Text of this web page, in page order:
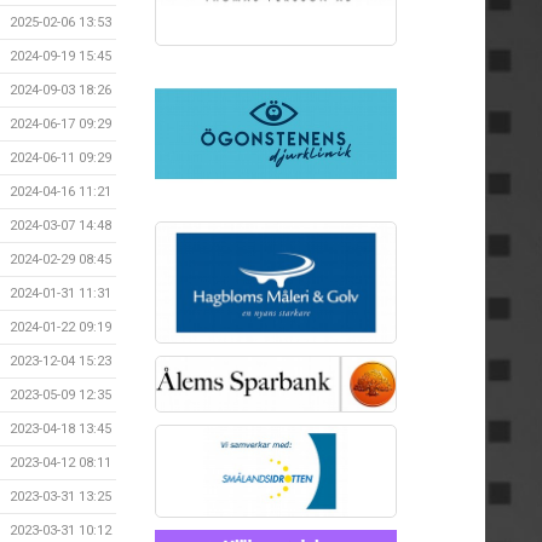
2025-02-06 13:53
2024-09-19 15:45
2024-09-03 18:26
2024-06-17 09:29
2024-06-11 09:29
2024-04-16 11:21
2024-03-07 14:48
2024-02-29 08:45
2024-01-31 11:31
2024-01-22 09:19
2023-12-04 15:23
2023-05-09 12:35
2023-04-18 13:45
2023-04-12 08:11
2023-03-31 13:25
2023-03-31 10:12